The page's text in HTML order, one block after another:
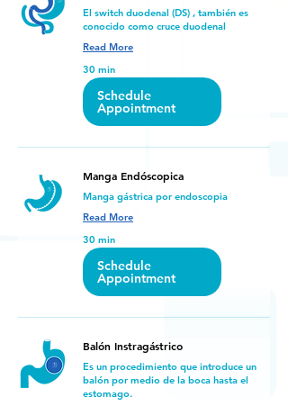
El switch duodenal (DS) , también es
conocido como cruce duodenal
Read More
30 min
Schedule
Appointment
Manga Endóscopica
Manga gástrica por endoscopia
Read More
30 min
Schedule
Appointment
Balón Instragástrico
Es un procedimiento que introduce un
balón por medio de la boca hasta el
estomago.